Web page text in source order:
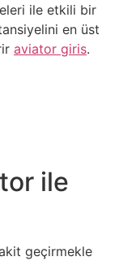
ile etkili bir
en üst
aviator giris.
ile
geçirmekle